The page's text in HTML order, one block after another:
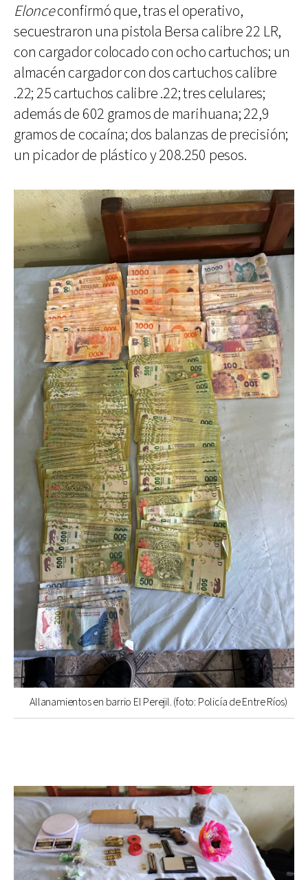
Elonceconfirmó que, tras el operativo,
secuestraron una pistola Bersa calibre 22 LR,
con cargador colocado con ocho cartuchos; un
almacén cargador con dos cartuchos calibre
.22; 25 cartuchos calibre .22; tres celulares;
además de 602 gramos de marihuana; 22,9
gramos de cocaína; dos balanzas de precisión;
un picador de plástico y 208.250 pesos.
Allanamientos en barrio El Perejil. (foto: Policía de Entre Ríos)